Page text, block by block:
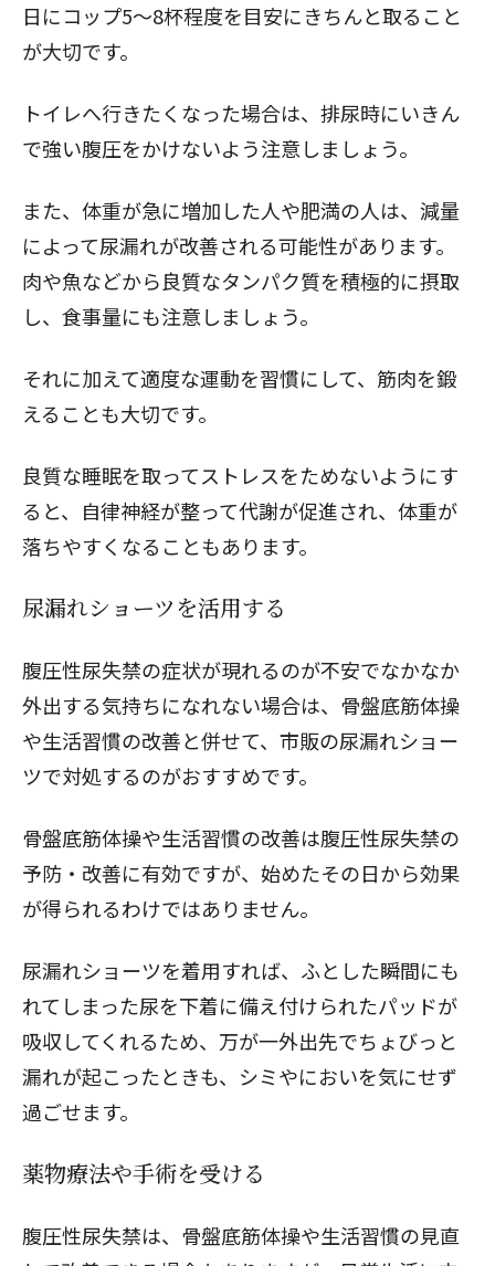
日にコップ5〜8杯程度を目安にきちんと取ること
が大切です。
トイレへ行きたくなった場合は、排尿時にいきん
で強い腹圧をかけないよう注意しましょう。
また、体重が急に増加した人や肥満の人は、減量
によって尿漏れが改善される可能性があります。
肉や魚などから良質なタンパク質を積極的に摂取
し、食事量にも注意しましょう。
それに加えて適度な運動を習慣にして、筋肉を鍛
えることも大切です。
良質な睡眠を取ってストレスをためないようにす
ると、自律神経が整って代謝が促進され、体重が
落ちやすくなることもあります。
尿漏れショーツを活用する
腹圧性尿失禁の症状が現れるのが不安でなかなか
外出する気持ちになれない場合は、骨盤底筋体操
や生活習慣の改善と併せて、市販の尿漏れショー
ツで対処するのがおすすめです。
骨盤底筋体操や生活習慣の改善は腹圧性尿失禁の
予防・改善に有効ですが、始めたその日から効果
が得られるわけではありません。
尿漏れショーツを着用すれば、ふとした瞬間にも
れてしまった尿を下着に備え付けられたパッドが
吸収してくれるため、万が一外出先でちょびっと
漏れが起こったときも、シミやにおいを気にせず
過ごせます。
薬物療法や手術を受ける
腹圧性尿失禁は、骨盤底筋体操や生活習慣の見直